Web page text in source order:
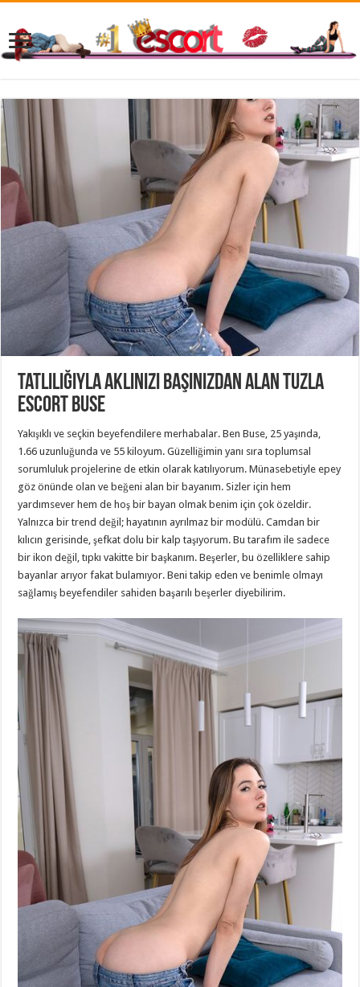
Tatlılığıyla Aklınızı Başınızdan Alan Tuzla
Escort Buse
Yakışıklı ve seçkin beyefendilere merhabalar. Ben Buse, 25 yaşında,
1.66 uzunluğunda ve 55 kiloyum. Güzelliğimin yanı sıra toplumsal
sorumluluk projelerine de etkin olarak katılıyorum. Münasebetiyle epey
göz önünde olan ve beğeni alan bir bayanım. Sizler için hem
yardımsever hem de hoş bir bayan olmak benim için çok özeldir.
Yalnızca bir trend değil; hayatının ayrılmaz bir modülü. Camdan bir
kılıcın gerisinde, şefkat dolu bir kalp taşıyorum. Bu tarafım ile sadece
bir ikon değil, tıpkı vakitte bir başkanım. Beşerler, bu özelliklere sahip
bayanlar arıyor fakat bulamıyor. Beni takip eden ve benimle olmayı
sağlamış beyefendiler sahiden başarılı beşerler diyebilirim.